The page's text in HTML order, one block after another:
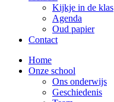
Kijkje in de klas
Agenda
Oud papier
Contact
Home
Onze school
Ons onderwijs
Geschiedenis